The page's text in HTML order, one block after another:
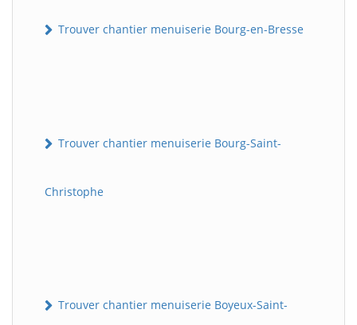
Trouver chantier menuiserie Bourg-en-Bresse
Trouver chantier menuiserie Bourg-Saint-
Christophe
Trouver chantier menuiserie Boyeux-Saint-